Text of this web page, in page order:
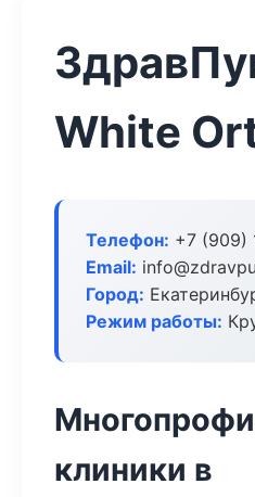
White
Телефон: +7 (909)
Email:
Город:
Режим работы:
клиники в